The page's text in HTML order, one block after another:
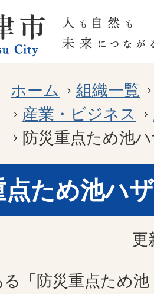
ホーム
組織一覧
産業・ビジネス
防災重点ため池
点ため池ハ
更
「防災重点ため